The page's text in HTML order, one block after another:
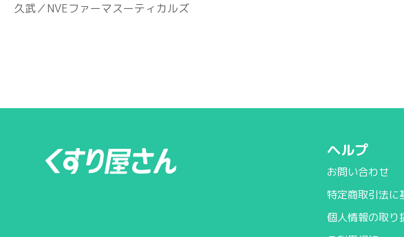
久武／NVEファーマスーティカルズ
ヘルプ
お問い合わせ
特定商取引法に
個人情報の取り